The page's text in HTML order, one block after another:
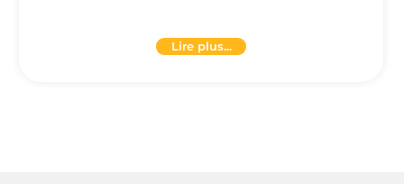
sous-verres personnaliséssont des outils
Lire plus...